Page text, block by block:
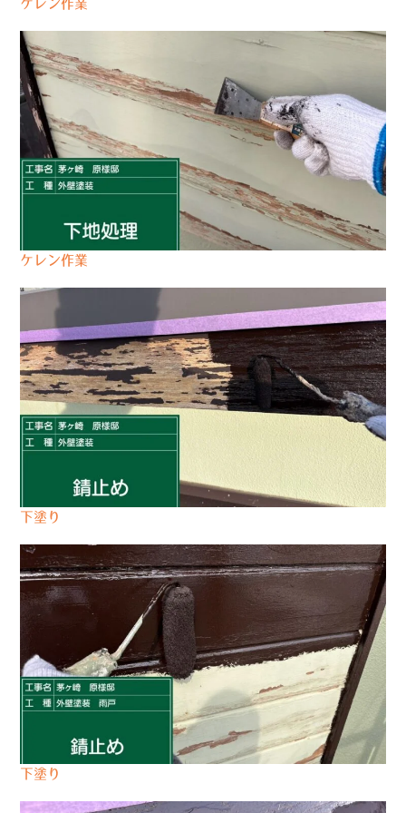
ケレン作業
ケレン作業
下塗り
下塗り